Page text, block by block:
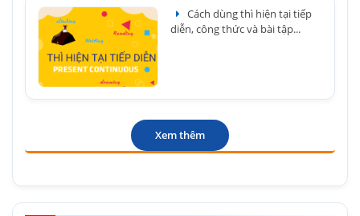
Cách dùng thì hiện tại tiếp
diễn, công thức và bài tập...
Xem thêm